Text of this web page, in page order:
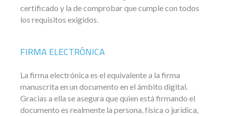
certificado y la de comprobar que cumple con todos
los requisitos exigidos.
FIRMA ELECTRÓNICA
La firma electrónica es el equivalente a la firma
manuscrita en un documento en el ámbito digital.
Gracias a ella se asegura que quien está firmando el
documento es realmente la persona, física o jurídica,